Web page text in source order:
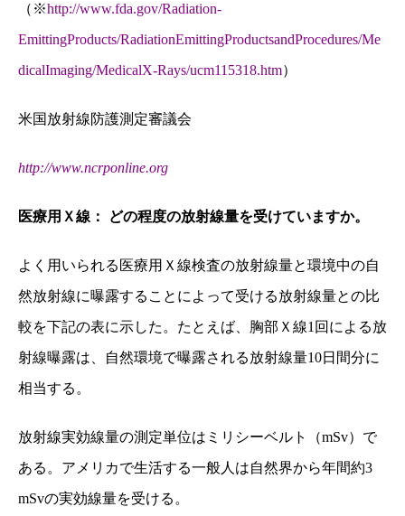
（※http://www.fda.gov/Radiation-
EmittingProducts/RadiationEmittingProductsandProcedures/Me
dicalImaging/MedicalX-Rays/ucm115318.htm）
米国放射線防護測定審議会
http://www.ncrponline.org
医療用Ｘ線： どの程度の放射線量を受けていますか。
よく用いられる医療用Ｘ線検査の放射線量と環境中の自
然放射線に曝露することによって受ける放射線量との比
較を下記の表に示した。たとえば、胸部Ｘ線1回による放
射線曝露は、自然環境で曝露される放射線量10日間分に
相当する。
放射線実効線量の測定単位はミリシーベルト（mSv）で
ある。アメリカで生活する一般人は自然界から年間約3
mSvの実効線量を受ける。